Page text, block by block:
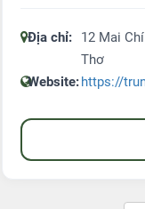
Địa chỉ:
12 Mai
Thơ
Website:https://